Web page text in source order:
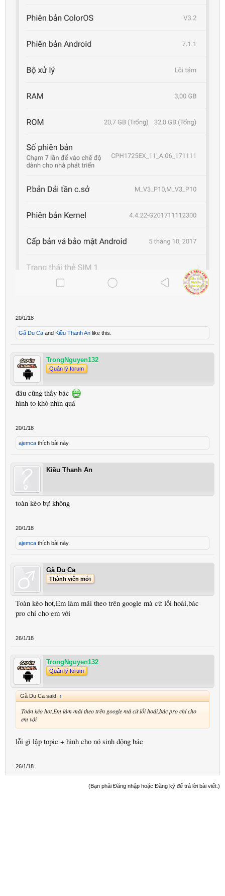
20/1/18
Gã Du Ca and Kiều Thanh An like this.
TrongNguyen132
Quản lý forum
đâu cũng thấy bác
hình to khó nhìn quá
20/1/18
ajemca thích bài này.
Kiều Thanh An
toàn kèo bự không
20/1/18
ajemca thích bài này.
Gã Du Ca
Thành viên mới
Toàn kèo hot,Em làm mãi theo trên google mà cứ lỗi hoài,bác
pro chỉ cho em với
26/1/18
TrongNguyen132
Quản lý forum
Gã Du Ca said: ↑
Toàn kèo hot,Em làm mãi theo trên google mà cứ lỗi hoài,bác pro chỉ cho
em với
lỗi gì lập topic + hình cho nó sinh động bác
26/1/18
(Bạn phải Đăng nhập hoặc Đăng ký để trả lời bài viết.)